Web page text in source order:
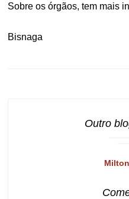
Sobre os órgãos, tem mais
Bisnaga
Outro